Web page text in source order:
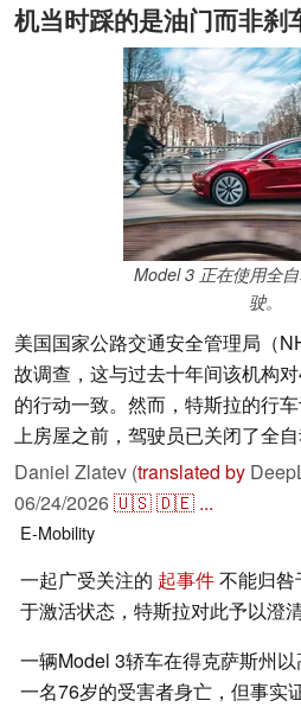
机当时踩的是油门而非刹
Model 3 正在使用全
驶。
美国国家公路交通安全管理局（
故调查，这与过去十年间该机构
的行动一致。然而，特斯拉的行
上房屋之前，驾驶员已关闭了全自
Daniel Zlatev (translated by
06/24/2026🇺🇸🇩🇪 ...
E-Mobility
一起广受关注的 起事件不能归咎
于激活状态，特斯拉对此予以澄清
一辆Model 3轿车在得克萨斯州
一名76岁的受害者身亡，但事实